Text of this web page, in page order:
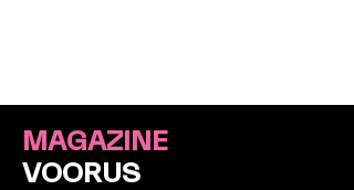
MAGAZINE
VOORUS